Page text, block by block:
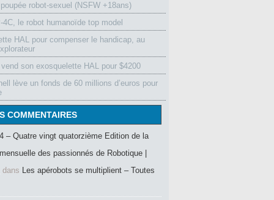
robot-sexuel (NSFW +18ans)
4C, le robot humanoïde top model
HAL pour compenser le handicap, au
son exosquelette HAL pour $4200
lève un fonds de 60 millions d’euros pour
COMMENTAIRES
– Quatre vingt quatorzième Edition de la
des passionnés de Robotique |
dans Les apérobots se multiplient – Toutes